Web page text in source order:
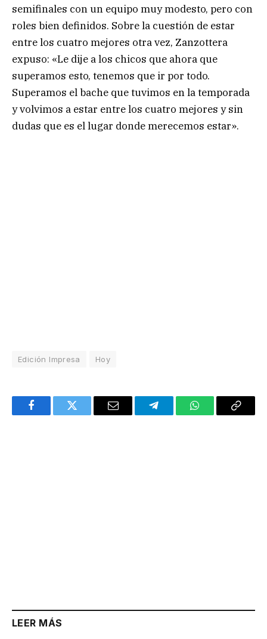
semifinales con un equipo muy modesto, pero con
roles bien definidos. Sobre la cuestión de estar
entre los cuatro mejores otra vez, Zanzottera
expuso: «Le dije a los chicos que ahora que
superamos esto, tenemos que ir por todo.
Superamos el bache que tuvimos en la temporada
y volvimos a estar entre los cuatro mejores y sin
dudas que es el lugar donde merecemos estar».
Edición Impresa Hoy
FacebookTwitter Email TelegramWhatsAppCopy
LEER MÁS